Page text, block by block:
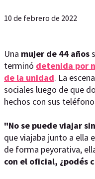
10 de febrero de 2022
Una mujer de 44 años
terminó detenida por
de la unidad. La
sociales luego de que
hechos con sus
"No se puede viajar
que viajaba junto a ella
de forma peyorativa,
con el oficial, ¿podés